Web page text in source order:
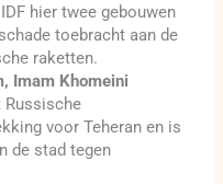
hier twee gebouwen
toebracht aan de
raketten.
Imam Khomeini
Russische
voor Teheran en is
de stad tegen